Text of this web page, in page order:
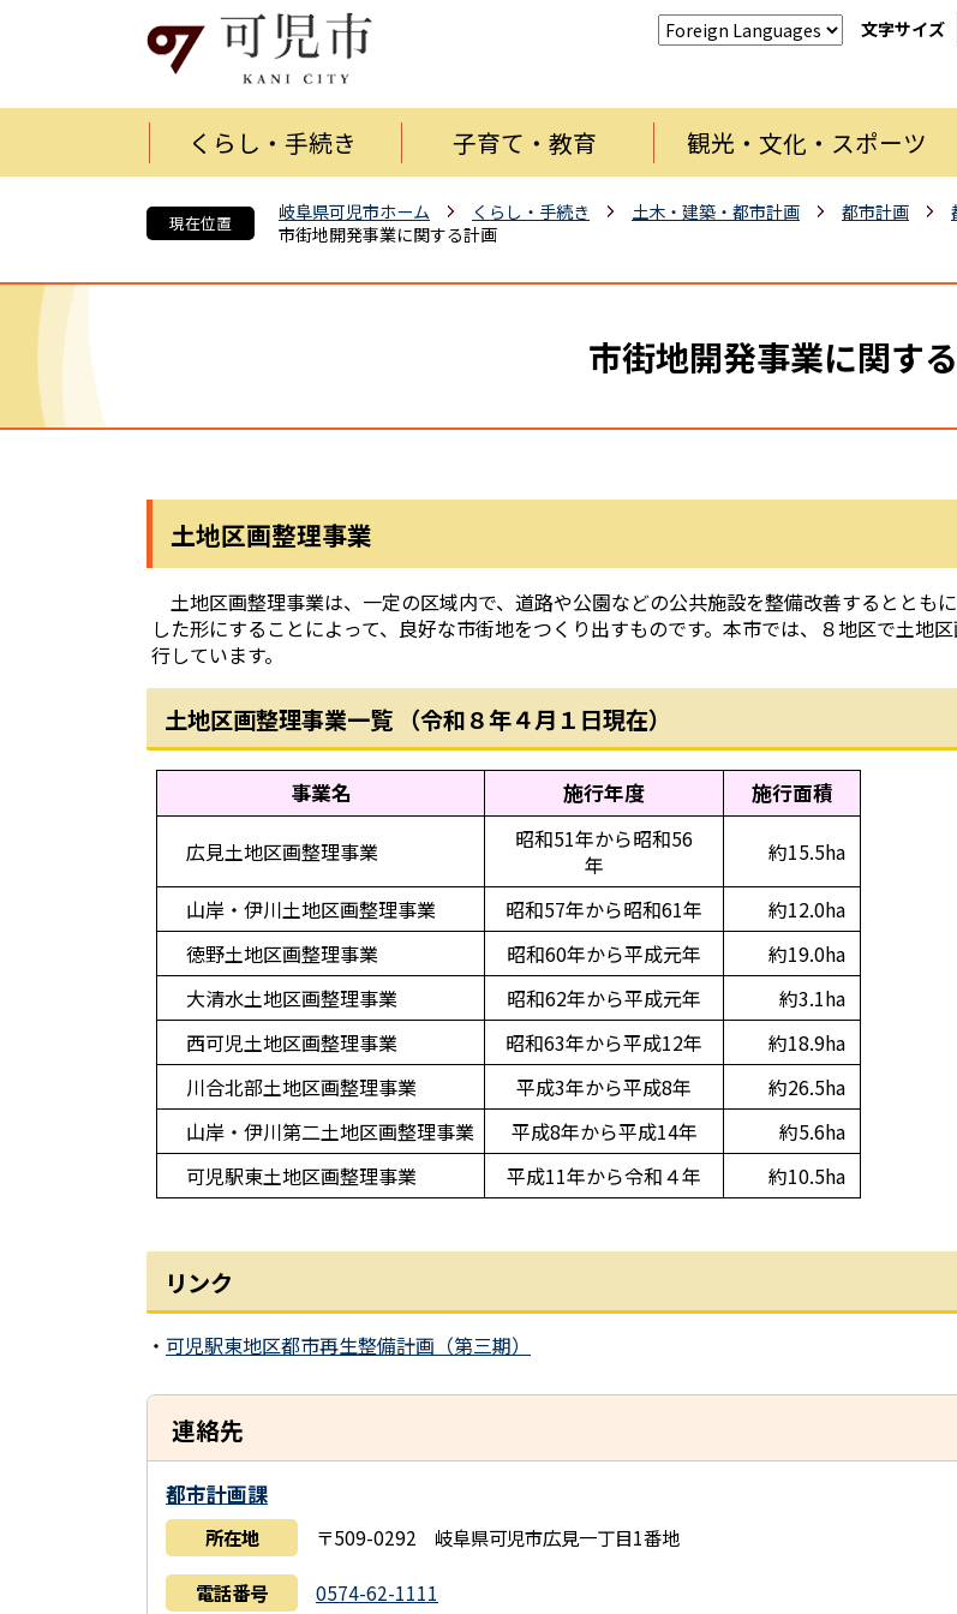
文字サイズ
くらし・手続き 子育て・教育 観光・文化・スポーツ
現在位置 岐阜県可児市ホーム くらし・手続き 土木・建築・都市計画 都市計画
市街地開発事業に関する計画
市街地開発事業に関す
土地区画整理事業
土地区画整理事業は、一定の区域内で、道路や公園などの公共施設を整備改善するととも
した形にすることによって、良好な市街地をつくり出すものです。本市では、８地区で土地
行しています。
土地区画整理事業一覧 （令和８年４月１日現在）
事業名 施行年度 施行面積
広見土地区画整理事業
昭和51年から昭和56
年
約15.5ha
山岸・伊川土地区画整理事業
昭和57年から昭和61年
約12.0ha
徳野土地区画整理事業
昭和60年から平成元年
約19.0ha
大清水土地区画整理事業
昭和62年から平成元年
約3.1ha
西可児土地区画整理事業
昭和63年から平成12年
約18.9ha
川合北部土地区画整理事業
平成3年から平成8年
約26.5ha
山岸・伊川第二土地区画整理事業
平成8年から平成14年
約5.6ha
可児駅東土地区画整理事業
平成11年から令和４年 約10.5ha
リンク
・ 可児駅東地区都市再生整備計画（第三期）
連絡先
都市計画課
所在地 〒509-0292 岐阜県可児市広見一丁目1番地
電話番号 0574-62-1111